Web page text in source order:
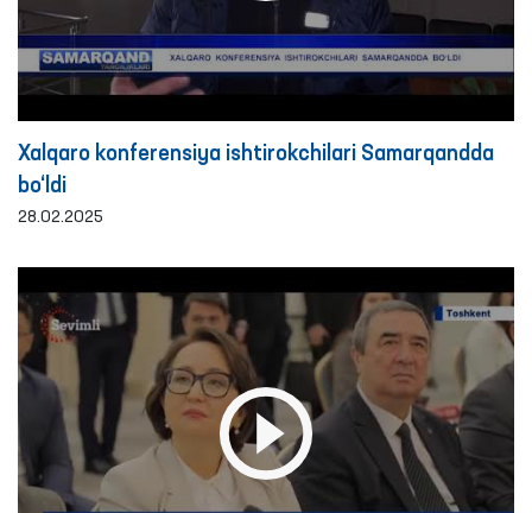
Xalqaro konferensiya ishtirokchilari Samarqandda
bo‘ldi
28.02.2025